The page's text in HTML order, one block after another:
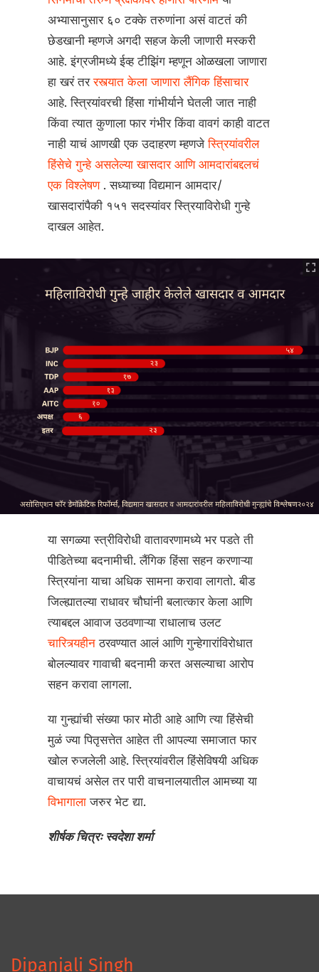
अभ्यासानुसार ६० टक्के तरुणांना असं वाटतं की
छेडखानी म्हणजे अगदी सहज केली जाणारी मस्करी
आहे. इंग्रजीमध्ये ईव्ह टीझिंग म्हणून ओळखला जाणारा
हा खरं तररस्त्यात केला जाणारा लैंगिक हिंसाचार
आहे. स्त्रियांवरची हिंसा गांभीर्याने घेतली जात नाही
किंवा त्यात कुणाला फार गंभीर किंवा वावगं काही वाटत
नाही याचं आणखी एक उदाहरण म्हणजेस्त्रियांवरील
हिंसेचे गुन्हे असलेल्या खासदार आणि आमदारांबद्दलचं
एक विश्लेषण . सध्याच्या विद्यमान आमदार/
खासदारांपैकी १५१ सदस्यांवर स्त्रियाविरोधी गुन्हे
दाखल आहेत.
या सगळ्या स्त्रीविरोधी वातावरणामध्ये भर पडते ती
पीडितेच्या बदनामीची. लैंगिक हिंसा सहन करणाऱ्या
स्त्रियांना याचा अधिक सामना करावा लागतो. बीड
जिल्ह्यातल्या राधावर चौघांनी बलात्कार केला आणि
त्याबद्दल आवाज उठवणाऱ्या राधालाच उलट
चारित्र्यहीनठरवण्यात आलं आणि गुन्हेगारांविरोधात
बोलल्यावर गावाची बदनामी करत असल्याचा आरोप
सहन करावा लागला.
या गुन्ह्यांची संख्या फार मोठी आहे आणि त्या हिंसेची
मुळं ज्या पितृसत्तेत आहेत ती आपल्या समाजात फार
खोल रुजलेली आहे. स्त्रियांवरील हिंसेविषयी अधिक
वाचायचं असेल तर पारी वाचनालयातील आमच्या या
विभागालाजरुर भेट द्या.
शीर्षक चित्रः स्वदेशा शर्मा
Dipanjali Singh